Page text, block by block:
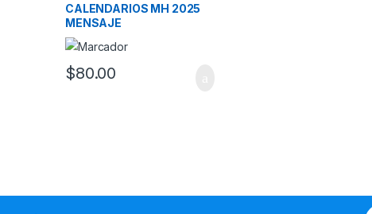
CALENDARIOS MH 2025
MENSAJE
$80.00